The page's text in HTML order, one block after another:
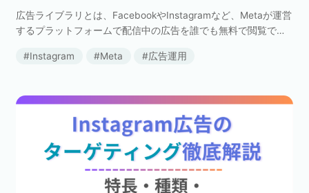
広告ライブラリとは、FacebookやInstagramなど、Metaが運営
するプラットフォームで配信中の広告を誰でも無料で閲覧でき
に設けられた仕組みですが、出稿 […]
Instagram Meta 広告運用